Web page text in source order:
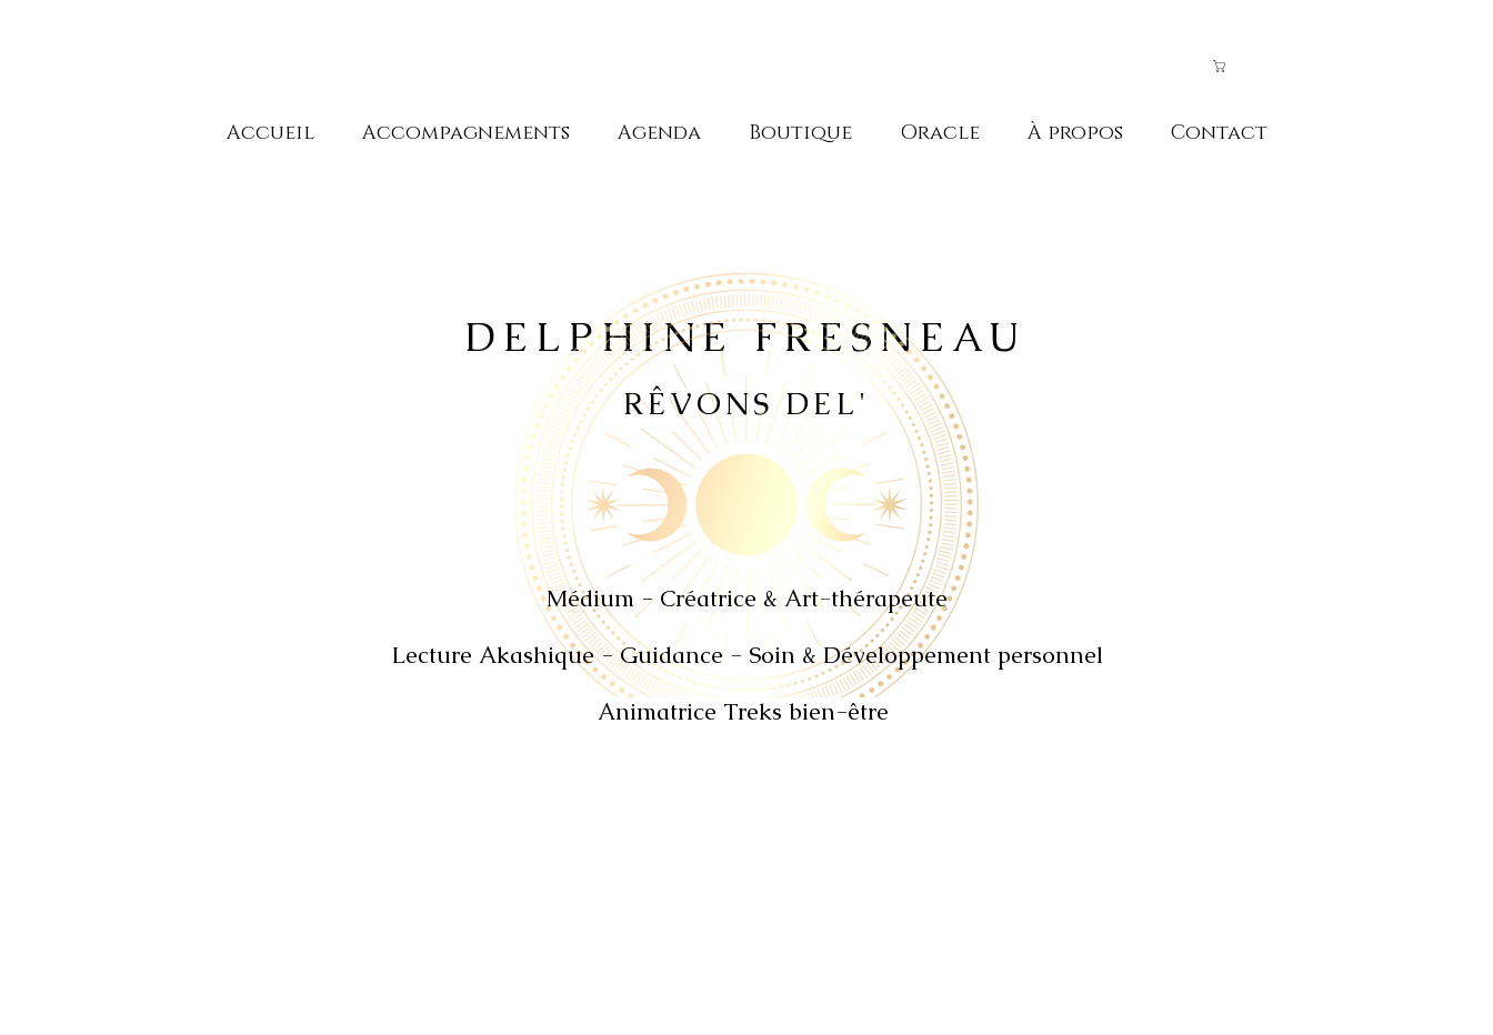
Accueil Accompagnements Agenda Boutique Oracle À propos Contact
DELPHINE FRESNEAU
RÊVONS DEL'
Médium - Créatrice & Art-thérapeute
Lecture Akashique - Guidance - Soin & Développement personnel
Animatrice Treks bien-être